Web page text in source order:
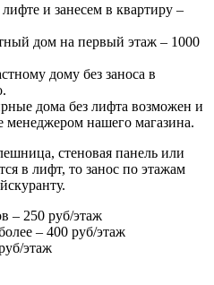
и занесем в квартиру –
дом на первый этаж – 1000
дому без заноса в
дома без лифта возможен и
менеджером нашего магазина.
стеновая панель или
в лифт, то занос по этажам
– 250 руб/этаж
– 400 руб/этаж
этаж